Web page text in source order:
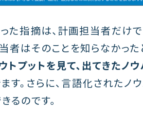
た指摘は、計画担当者だけで
者はそのことを知らなかっ
トプットを見て、出てきたノ
す。さらに、言語化された
るのです。